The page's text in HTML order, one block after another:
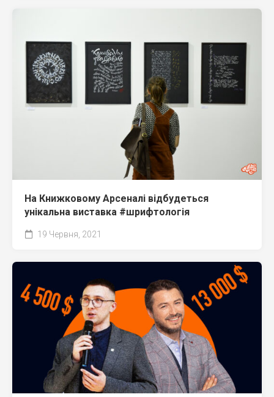
На Книжковому Арсеналі відбудеться
унікальна виставка #шрифтологія
19 Червня, 2021